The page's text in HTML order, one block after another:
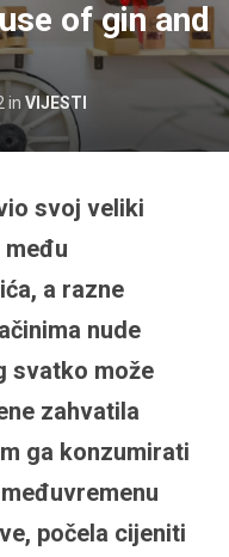
of gin and
in VIJESTI
svoj veliki
među
a razne
nude
svatko može
zahvatila
ga konzumirati
počela cijeniti